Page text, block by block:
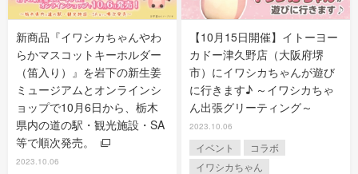
新商品『イワシカちゃんやわ
らかマスコットキーホルダー
（笛入り）』を岩下の新生姜
ミュージアムとオンラインシ
ョップで10月6日から、栃木
県内の道の駅・観光施設・SA
等で順次発売。
2023.10.06
【10月15日開催】イトーヨー
カドー津久野店（大阪府堺
市）にイワシカちゃんが遊び
に行きます♪ ～イワシカちゃ
ん出張グリーティング～
2023.10.06
イベント
コラボ
イワシカちゃん